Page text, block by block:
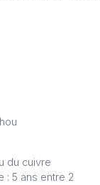
du cuivre
: 5 ans entre 2